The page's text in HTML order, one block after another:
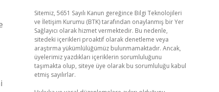
Sitemiz, 5651 Sayılı Kanun gereğince Bilgi Teknolojileri
ve İletişim Kurumu (BTK) tarafından onaylanmış bir Yer
Sağlayıcı olarak hizmet vermektedir. Bu nedenle,
sitedeki içerikleri proaktif olarak denetleme veya
araştırma yükümlülüğümüz bulunmamaktadır. Ancak,
üyelerimiz yazdıkları içeriklerin sorumluluğunu
taşımakta olup, siteye üye olarak bu sorumluluğu kabul
etmiş sayılırlar.